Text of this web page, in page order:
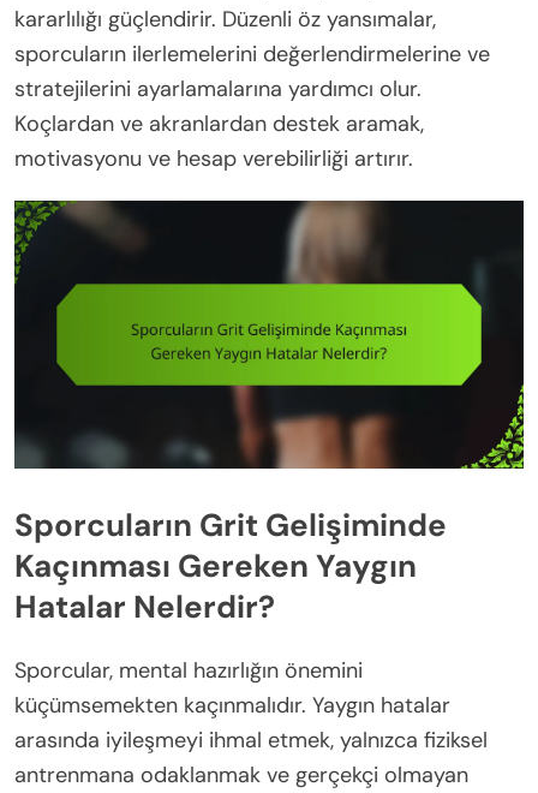
kararlılığı güçlendirir. Düzenli öz yansımalar,
sporcuların ilerlemelerini değerlendirmelerine ve
stratejilerini ayarlamalarına yardımcı olur.
Koçlardan ve akranlardan destek aramak,
motivasyonu ve hesap verebilirliği artırır.
Sporcuların Grit Gelişiminde
Kaçınması Gereken Yaygın
Hatalar Nelerdir?
Sporcular, mental hazırlığın önemini
küçümsemekten kaçınmalıdır. Yaygın hatalar
arasında iyileşmeyi ihmal etmek, yalnızca fiziksel
antrenmana odaklanmak ve gerçekçi olmayan